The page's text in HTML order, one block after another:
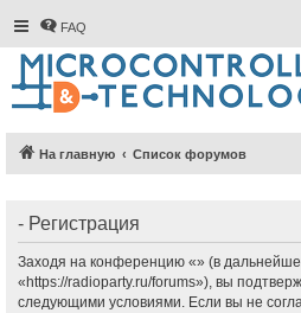
FAQ
На главную Список форумов
- Регистрация
Заходя на конференцию «» (в
«https://radioparty.ru/forums»), вы
следующими условиями. Если вы не